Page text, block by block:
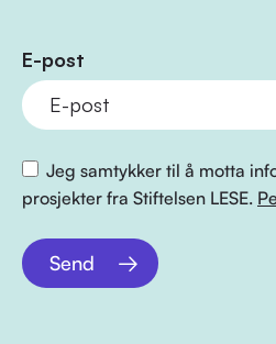
E-post
Jeg samtykker til å motta
prosjekter fra Stiftelsen LESE.
Send